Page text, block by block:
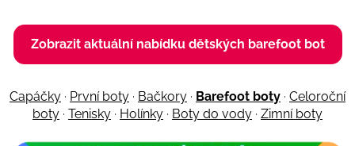
Zobrazit aktuální nabídku dětských barefoot bot
Capáčky · První boty · Bačkory · Barefoot boty · Celoroční
boty · Tenisky · Holínky · Boty do vody · Zimní boty